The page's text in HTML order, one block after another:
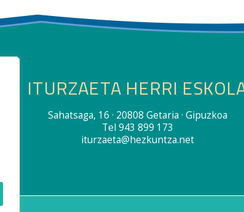
ITURZAETA HERRI
Sahatsaga, 16 · 20808 Getaria · Gipuzkoa
Tel 943 899 173
iturzaeta@hezkuntza.net